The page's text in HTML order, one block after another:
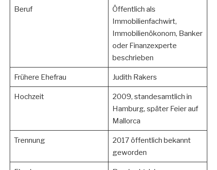
Beruf
Öffentlich als
Immobilienfachwirt,
Immobilienökonom, Banker
oder Finanzexperte
beschrieben
Frühere Ehefrau Judith Rakers
Hochzeit
2009, standesamtlich in
Hamburg, später Feier auf
Mallorca
Trennung
2017 öffentlich bekannt
geworden